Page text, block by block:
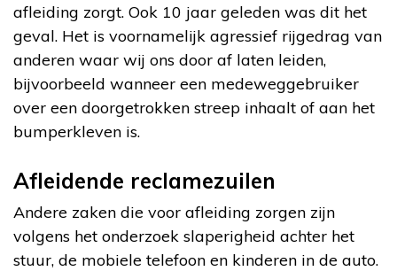
afleiding zorgt. Ook 10 jaar geleden was dit het
geval. Het is voornamelijk agressief rijgedrag van
anderen waar wij ons door af laten leiden,
bijvoorbeeld wanneer een medeweggebruiker
over een doorgetrokken streep inhaalt of aan het
bumperkleven is.
Afleidende reclamezuilen
Andere zaken die voor afleiding zorgen zijn
volgens het onderzoek slaperigheid achter het
stuur, de mobiele telefoon en kinderen in de auto.